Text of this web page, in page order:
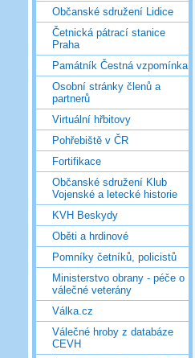
Občanské sdružení Lidice
Četnická pátrací stanice
Praha
Památník Čestná vzpomínka
Osobní stránky členů a
partnerů
Virtuální hřbitovy
Pohřebiště v ČR
Fortifikace
Občanské sdružení Klub
Vojenské a letecké historie
KVH Beskydy
Oběti a hrdinové
Pomníky četníků, policistů
Ministerstvo obrany - péče o
válečné veterány
Válka.cz
Válečné hroby z databáze
CEVH